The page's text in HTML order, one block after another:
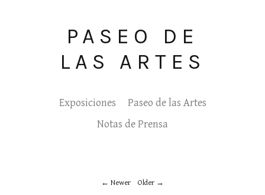
PASEO DE
LAS ARTES
Exposiciones
Paseo de las Artes
Notas de Prensa
Newer Older